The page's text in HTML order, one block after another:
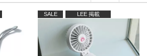
SALE LEE 掲載